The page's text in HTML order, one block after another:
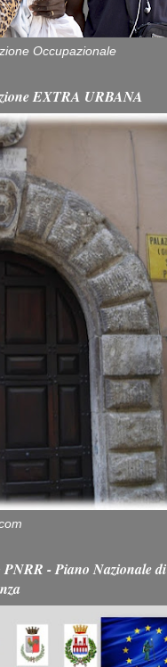
Occupazionale
EXTRA URBANA
- Piano Nazionale di